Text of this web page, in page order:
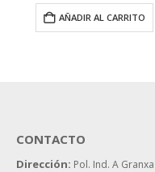
AÑADIR AL CARRITO
CONTACTO
Dirección: Pol. Ind. A